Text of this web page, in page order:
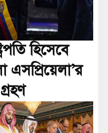
হিসেবে
এসপ্রিয়েলা’র